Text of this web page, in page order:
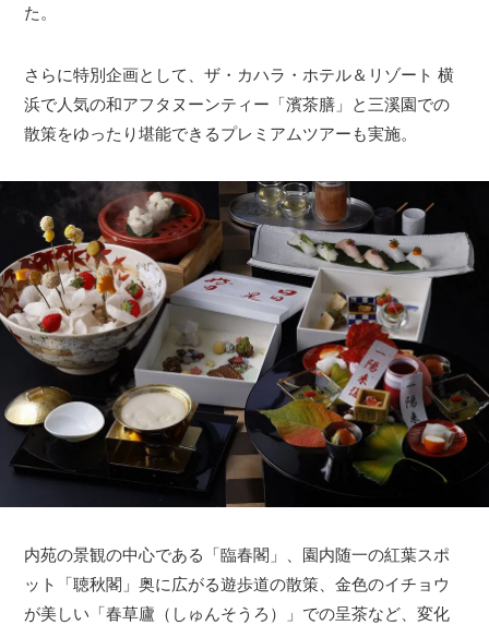
た。
さらに特別企画として、ザ・カハラ・ホテル＆リゾート 横
浜で人気の和アフタヌーンティー「濱茶膳」と三溪園での
散策をゆったり堪能できるプレミアムツアーも実施。
内苑の景観の中心である「臨春閣」、園内随一の紅葉スポ
ット「聴秋閣」奥に広がる遊歩道の散策、金色のイチョウ
が美しい「春草廬（しゅんそうろ）」での呈茶など、変化